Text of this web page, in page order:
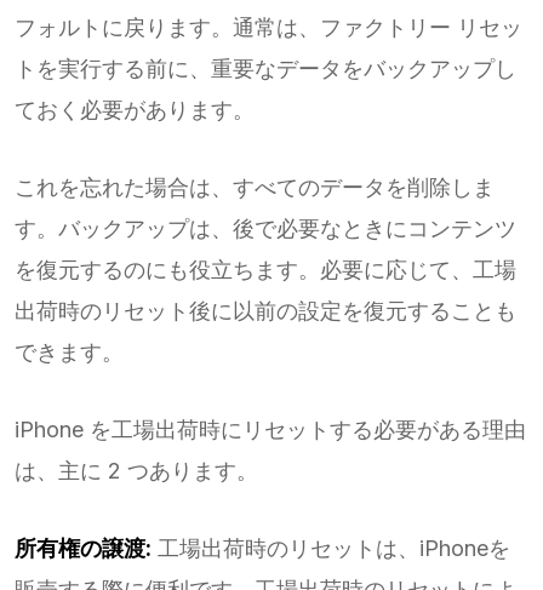
フォルトに戻ります。通常は、ファクトリー リセッ
トを実行する前に、重要なデータをバックアップし
ておく必要があります。
これを忘れた場合は、すべてのデータを削除しま
す。バックアップは、後で必要なときにコンテンツ
を復元するのにも役立ちます。必要に応じて、工場
出荷時のリセット後に以前の設定を復元することも
できます。
iPhone を工場出荷時にリセットする必要がある理由
は、主に 2 つあります。
所有権の譲渡: 工場出荷時のリセットは、iPhoneを